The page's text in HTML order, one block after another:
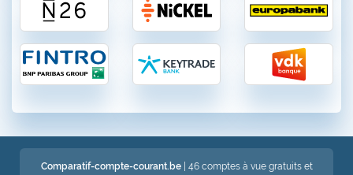
Comparatif-compte-courant.be| 46 comptes à vue gratuits et